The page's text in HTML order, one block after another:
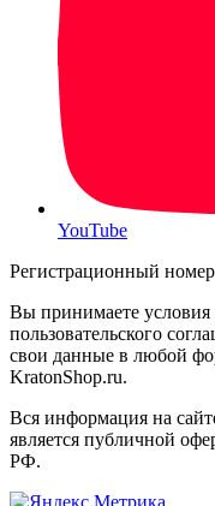
YouTube
Регистрационный
Вы принимаете
пользовательского
свои данные в любой
KratonShop.ru.
Вся информация на
является публичной
РФ.